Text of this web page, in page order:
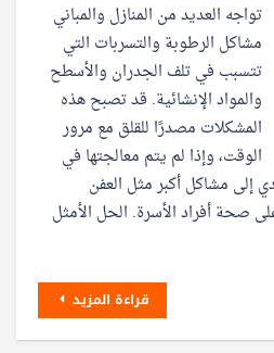
تواجه العديد من المنازل والمباني
مشاكل الرطوبة والتسربات التي
تتسبب في تلف الجدران والأسطح
والمواد الإنشائية. قد تصبح هذه
المشكلات مصدرًا للقلق مع مرور
الوقت، وإذا لم يتم معالجتها في
إلى مشاكل أكبر مثل العفن
على صحة أفراد الأسرة. الحل الأمثل
قراءة المزيد